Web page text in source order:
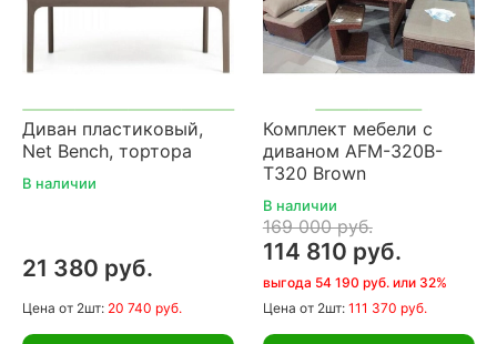
Диван пластиковый,
Net Bench, тортора
В наличии
21 380 руб.
Цена от 2шт: 20 740 руб.
Комплект мебели с
диваном AFM-320B-
T320 Brown
В наличии
169 000 руб.
114 810 руб.
выгода 54 190 руб. или 32%
Цена от 2шт: 111 370 руб.